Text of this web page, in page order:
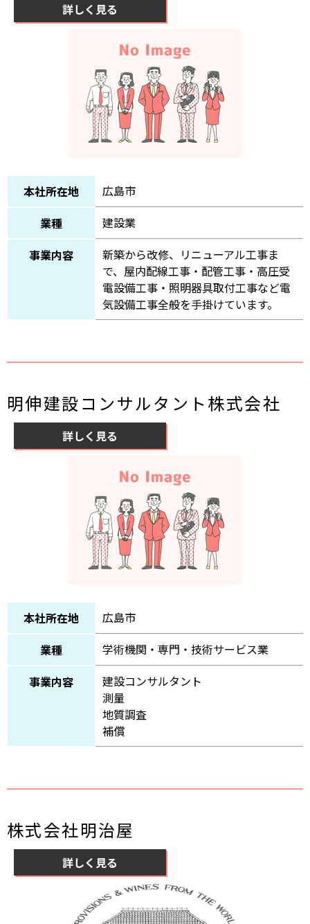
詳しく見る
本社所在地
広島市
業種
建設業
事業内容
新築から改修、リニューアル工事ま
で、屋内配線工事・配管工事・高圧受
電設備工事・照明器具取付工事など電
気設備工事全般を手掛けています。
明伸建設コンサルタント株式会社
詳しく見る
本社所在地
広島市
業種
学術機関・専門・技術サービス業
事業内容
建設コンサルタント
測量
地質調査
補償
株式会社明治屋
詳しく見る